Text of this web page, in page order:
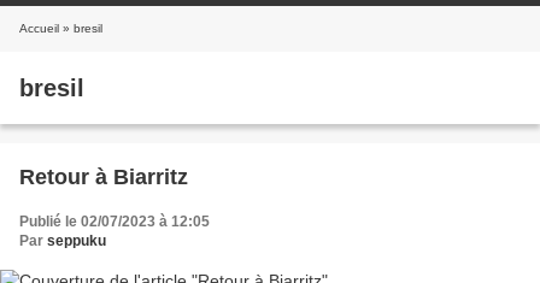
Accueil » bresil
bresil
Retour à Biarritz
Publié le 02/07/2023 à 12:05
Par seppuku